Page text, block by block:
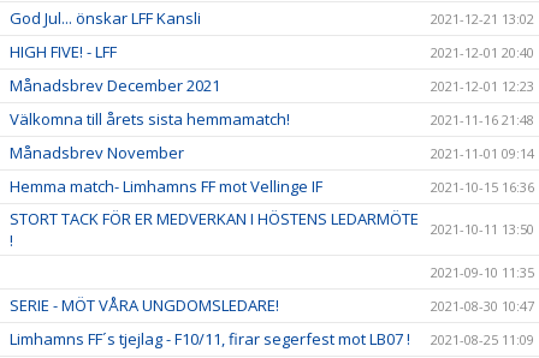
God Jul... önskar LFF Kansli 2021-12-21 13:02
HIGH FIVE! - LFF 2021-12-01 20:40
Månadsbrev December 2021 2021-12-01 12:23
Välkomna till årets sista hemmamatch! 2021-11-16 21:48
Månadsbrev November 2021-11-01 09:14
Hemma match- Limhamns FF mot Vellinge IF 2021-10-15 16:36
STORT TACK FÖR ER MEDVERKAN I HÖSTENS LEDARMÖTE
!
2021-10-11 13:50
2021-09-10 11:35
SERIE - MÖT VÅRA UNGDOMSLEDARE! 2021-08-30 10:47
Limhamns FF´s tjejlag - F10/11, firar segerfest mot LB07 ! 2021-08-25 11:09